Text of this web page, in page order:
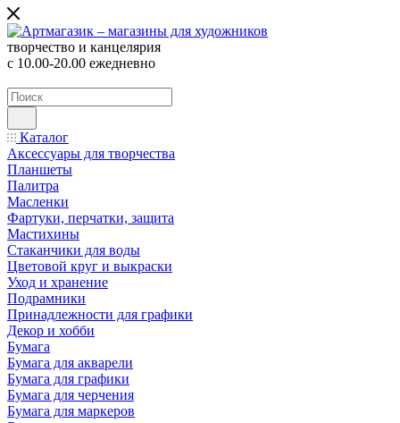
творчество и канцелярия
с 10.00-20.00 ежедневно
Каталог
Аксессуары для творчества
Планшеты
Палитра
Масленки
Фартуки, перчатки, защита
Мастихины
Стаканчики для воды
Цветовой круг и выкраски
Уход и хранение
Подрамники
Принадлежности для графики
Декор и хобби
Бумага
Бумага для акварели
Бумага для графики
Бумага для черчения
Бумага для маркеров